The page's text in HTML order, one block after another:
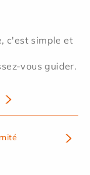
c'est simple et
vous guider.